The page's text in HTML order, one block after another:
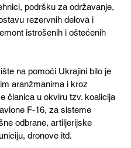
podršku za održavanje,
rezervnih delova i
istrošenih i oštećenih
na pomoći Ukrajini bilo je
aranžmanima i kroz
članica u okviru tzv. koalicija
F-16, za sisteme
odbrane, artiljerijske
dronove itd.